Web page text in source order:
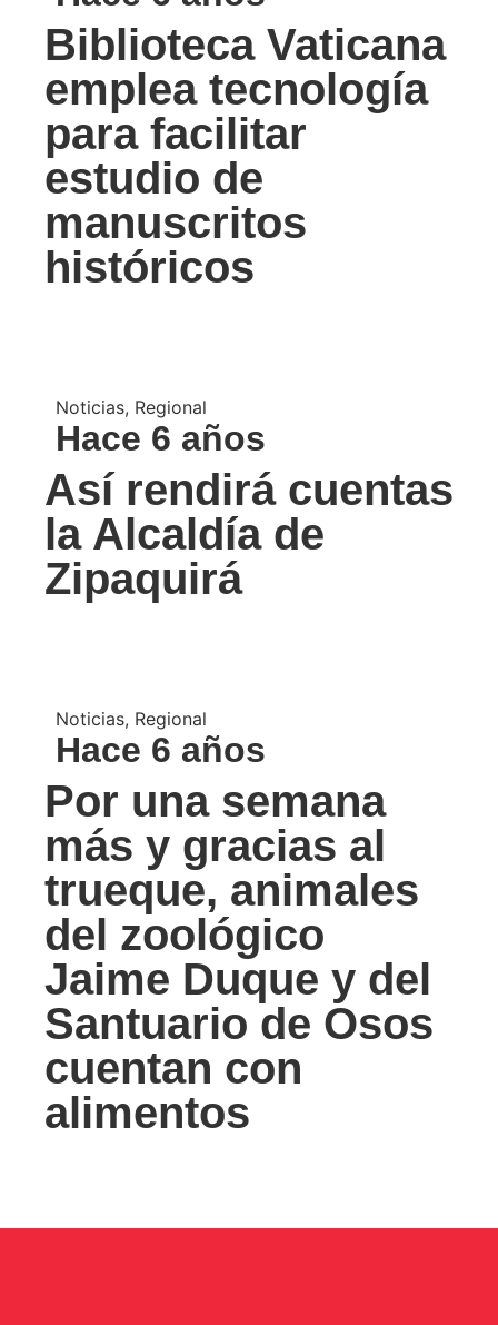
Biblioteca Vaticana
emplea tecnología
para facilitar
estudio de
manuscritos
históricos
Noticias, Regional
Hace 6 años
Así rendirá cuentas
la Alcaldía de
Zipaquirá
Noticias, Regional
Hace 6 años
Por una semana
más y gracias al
trueque, animales
del zoológico
Jaime Duque y del
Santuario de Osos
cuentan con
alimentos